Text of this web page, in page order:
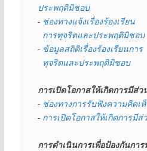
ประพฤติมิชอบ
- ช่องทางแจ้งเรื่องร้องเรียน
  การทุจริตและประพฤติมิชอบ
- ข้อมูลสถิติเรื่องร้องเรียนการ
  ทุจริตและประพฤติมิชอบ
การเปิดโอกาสให้เกิดการมีส่ว
- ช่องทางการรับฟังความคิดเ
- การเปิดโอกาสให้เกิดการมีส่
การดำเนินการเพื่อป้องกันการ